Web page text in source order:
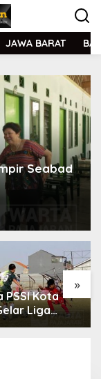
JAWA BARAT
Seabad
»
PSSI Kota
Liga
2026,